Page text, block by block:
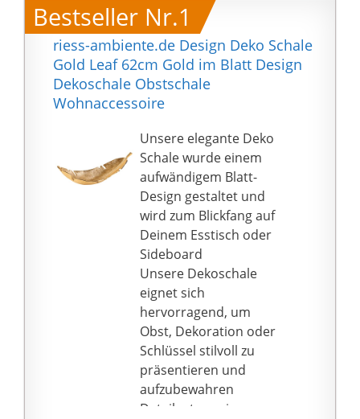
Bestseller Nr.1
riess-ambiente.de Design Deko Schale
Gold Leaf 62cm Gold im Blatt Design
Dekoschale Obstschale
Wohnaccessoire
Unsere elegante Deko
Schale wurde einem
aufwändigem Blatt-
Design gestaltet und
wird zum Blickfang auf
Deinem Esstisch oder
Sideboard
Unsere Dekoschale
eignet sich
hervorragend, um
Obst, Dekoration oder
Schlüssel stilvoll zu
präsentieren und
aufzubewahren
Detailgetreu einem